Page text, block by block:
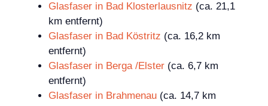
Glasfaser in Bad Klosterlausnitz (ca. 21,1
km entfernt)
Glasfaser in Bad Köstritz (ca. 16,2 km
entfernt)
Glasfaser in Berga /Elster (ca. 6,7 km
entfernt)
Glasfaser in Brahmenau (ca. 14,7 km